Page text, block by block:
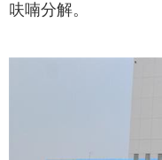
呋喃分解。